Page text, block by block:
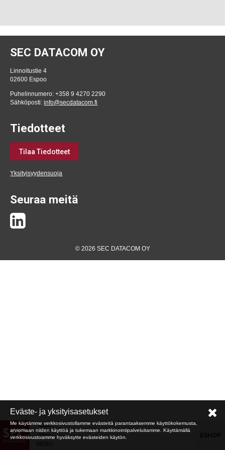
SEC DATACOM OY
Linnoitustie 4
02600 Espoo
Puhelinnumero: +358 9 4270 2290
Sähköposti:info@secdatacom.fi
Tiedotteet
Tilaa Tiedotteet
Yksityisyydensuoja
Seuraa meitä
© 2026 SEC DATACOM OY
Eväste- ja yksityisasetukset
Me käytämme verkkosivustollamme evästeitä parantaaksemme käyttökokemusta,
arviomaan niiden käyttöä ja tukemaan markkinointipalveluitamme. Käyttämällä
verkkosivustoamme hyväksytte evästeiden käytön.